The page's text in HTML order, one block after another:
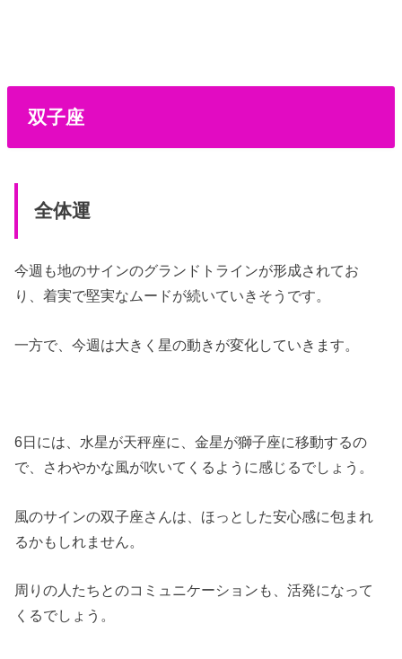
双子座
全体運
今週も地のサインのグランドトラインが形成されてお
り、着実で堅実なムードが続いていきそうです。
一方で、今週は大きく星の動きが変化していきます。
6日には、水星が天秤座に、金星が獅子座に移動するの
で、さわやかな風が吹いてくるように感じるでしょう。
風のサインの双子座さんは、ほっとした安心感に包まれ
るかもしれません。
周りの人たちとのコミュニケーションも、活発になって
くるでしょう。